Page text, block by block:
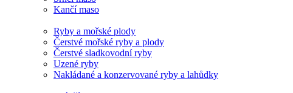
Kančí maso
Ryby a mořské plody
Čerstvé mořské ryby a plody
Čerstvé sladkovodní ryby
Uzené ryby
Nakládané a konzervované ryby a lahůdky